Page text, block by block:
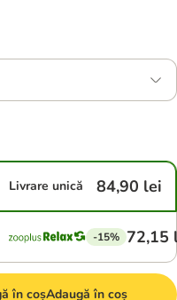
Livrare unică 84,90 lei
-15% 72,15
în coșAdaugă în coș